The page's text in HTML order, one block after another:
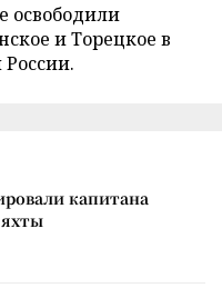
освободили
и Торецкое в
капитана